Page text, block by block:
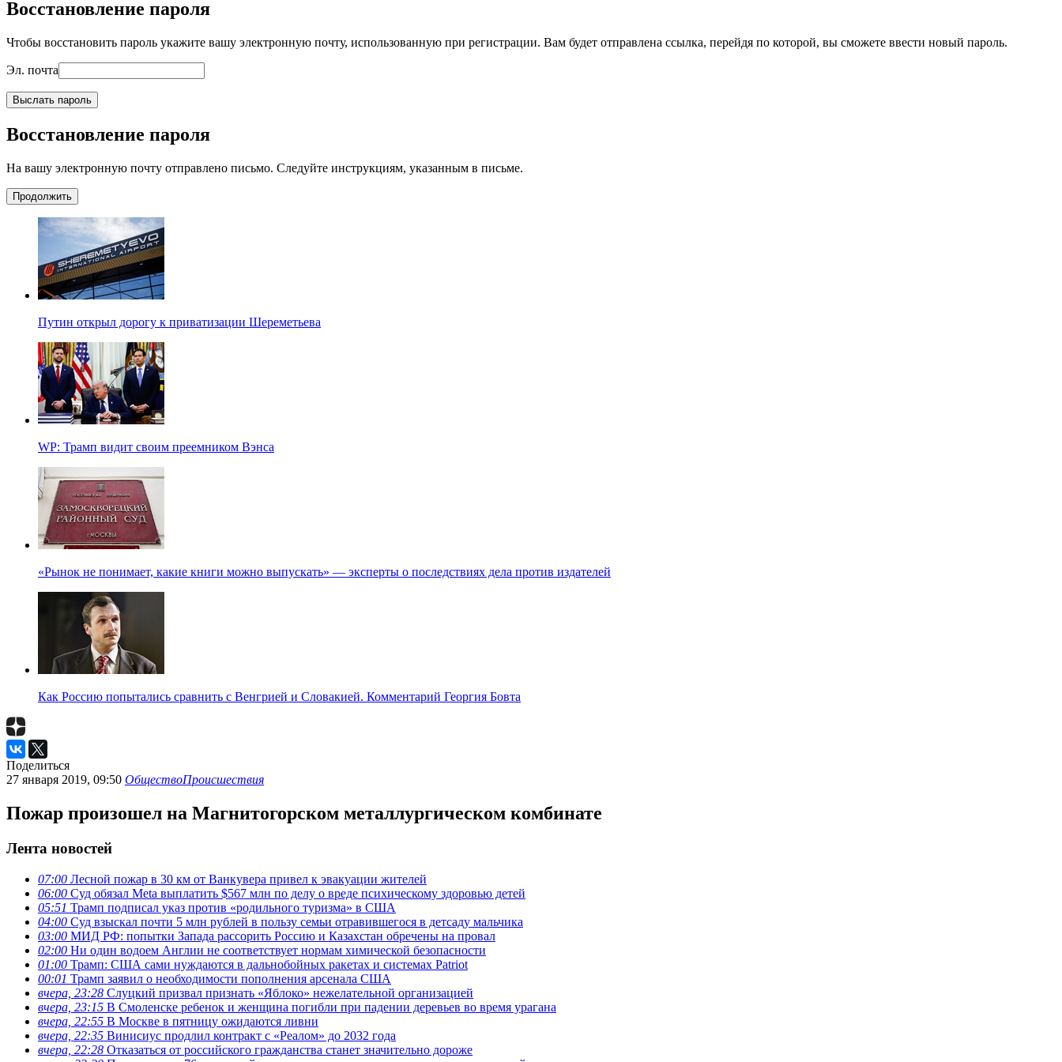
Восстановление пароля
Чтобы восстановить пароль укажите вашу электронную почту, использованную при регистрации. Вам будет отправлена ссылка, перейдя по которой, вы сможете ввести новый пароль.
Эл. почта
Выслать пароль
Восстановление пароля
На вашу электронную почту отправлено письмо. Следуйте инструкциям, указанным в письме.
Продолжить
Путин открыл дорогу к приватизации Шереметьева
WP: Трамп видит своим преемником Вэнса
«Рынок не понимает, какие книги можно выпускать» — эксперты о последствиях дела против издателей
Как Россию попытались сравнить с Венгрией и Словакией. Комментарий Георгия Бовта
Поделиться
27 января 2019, 09:50 ОбществоПроисшествия
Пожар произошел на Магнитогорском металлургическом комбинате
Лента новостей
07:00 Лесной пожар в 30 км от Ванкувера привел к эвакуации жителей
06:00 Суд обязал Meta выплатить $567 млн по делу о вреде психическому здоровью детей
05:51 Трамп подписал указ против «родильного туризма» в США
04:00 Суд взыскал почти 5 млн рублей в пользу семьи отравившегося в детсаду мальчика
03:00 МИД РФ: попытки Запада рассорить Россию и Казахстан обречены на провал
02:00 Ни один водоем Англии не соответствует нормам химической безопасности
01:00 Трамп: США сами нуждаются в дальнобойных ракетах и системах Patriot
00:01 Трамп заявил о необходимости пополнения арсенала США
вчера, 23:28 Слуцкий призвал признать «Яблоко» нежелательной организацией
вчера, 23:15 В Смоленске ребенок и женщина погибли при падении деревьев во время урагана
вчера, 22:55 В Москве в пятницу ожидаются ливни
вчера, 22:35 Винисиус продлил контракт с «Реалом» до 2032 года
вчера, 22:28 Отказаться от российского гражданства станет значительно дороже